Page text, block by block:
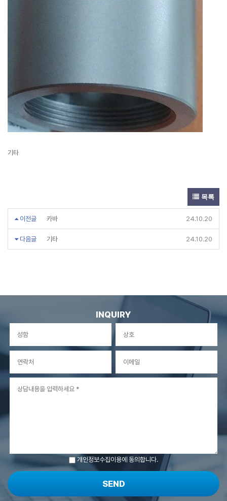
기타
목록
이전글 카바 24.10.20
다음글 기타 24.10.20
INQUIRY
개인정보수집이용에 동의합니다.
SEND